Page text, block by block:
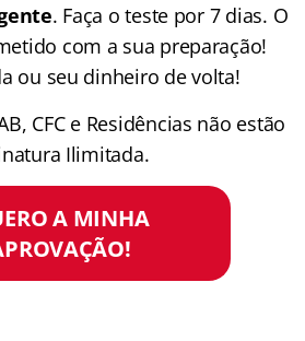
. Faça o teste por 7 dias. O
com a sua preparação!
ou seu dinheiro de volta!
CFC e Residências não estão
Ilimitada.
A MINHA